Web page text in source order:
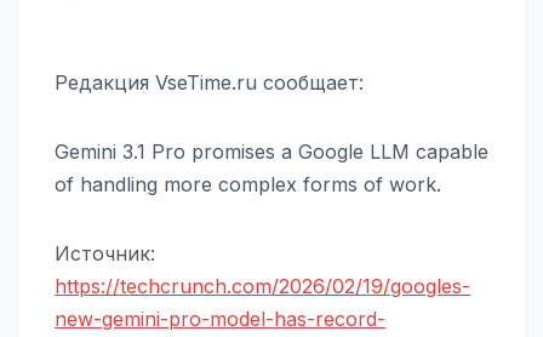
Редакция VseTime.ru сообщает:
Gemini 3.1 Pro promises a Google LLM capable
of handling more complex forms of work.
Источник:
https://techcrunch.com/2026/02/19/googles-
new-gemini-pro-model-has-record-